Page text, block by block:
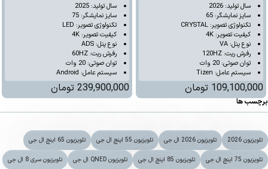
سال تولید: 2026
سایز نمایشگر: 65
تکنولوژی تصویر: CRYSTAL
کیفیت تصویر: 4K
نوع پنل: VA
رفرش ریت: 120HZ
توان صوتی: 20 وات
سیستم عامل: Tizen
109,100,000 تومان
سال تولید: 2025
سایز نمایشگر: 75
تکنولوژی تصویر: LED
کیفیت تصویر: 4K
نوع پنل: ADS
رفرش ریت: 60HZ
توان صوتی: 20 وات
سیستم عامل: Android
239,900,000 تومان
برچسب ها
تلویزیون 2026 تلویزیون 2026 ال جی تلویزیون 55 اینچ ال جی تلویزیون 65 اینچ ال جی
تلویزیون 75 اینچ ال جی تلویزیون 85 اینچ ال جی تلویزیون QNED ال جی تلویزیون سری 8 ال جی